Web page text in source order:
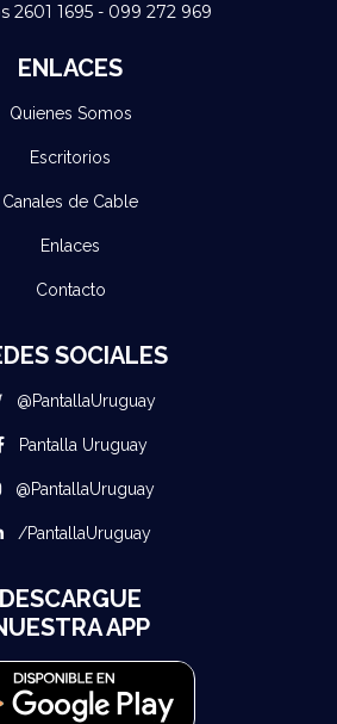
2601 1695 - 099 272 969
ENLACES
Quienes Somos
Escritorios
Canales de Cable
Enlaces
Contacto
SOCIALES
@PantallaUruguay
Pantalla Uruguay
@PantallaUruguay
/PantallaUruguay
DESCARGUE
APP